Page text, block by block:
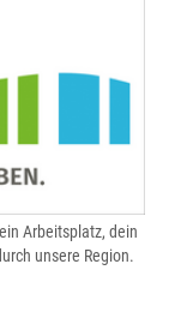
Arbeitsplatz, dein
unsere Region.